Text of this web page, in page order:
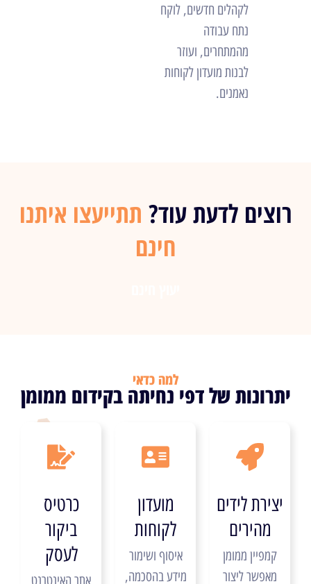
לקהלים חדשים, לוקח
נתח עבודה
מהמתחרים, ועוזר
לבנות מועדון לקוחות
נאמנים.
רוצים לדעת עוד? תתייעצו איתנו
חינם
למה כדאי
יתרונות של דפי נחיתה בקידום ממומן
יצירת לידים
מהירים
קמפיין ממומן
מאפשר ליצור
מועדון
לקוחות
איסוף ושימור
מידע בהסכמה,
כרטיס
ביקור
לעסק
אתר האינטרנט